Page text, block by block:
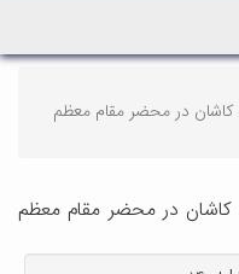
کاشان در محضر مقام معظم
کاشان در محضر مقام معظم